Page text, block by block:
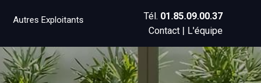
Autres Exploitants Tél. 01.85.09.00.37
Contact | L'équipe